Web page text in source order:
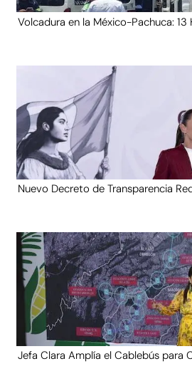
Volcadura en la México-Pachuca: 13
Nuevo Decreto de Transparencia
Jefa Clara Amplía el Cablebús para